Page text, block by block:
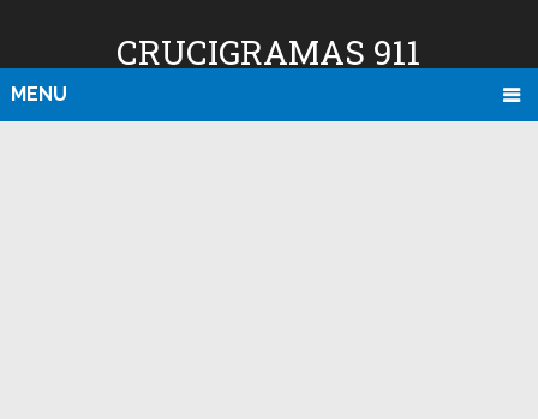
CRUCIGRAMAS 911
MENU